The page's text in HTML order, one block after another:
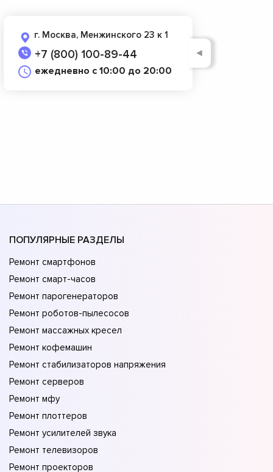
г. Москва, Менжинского 23 к 1
+7 (800) 100-89-44
ежедневно с 10:00 до 20:00
◄
ПОПУЛЯРНЫЕ РАЗДЕЛЫ
Ремонт смартфонов
Ремонт смарт-часов
Ремонт парогенераторов
Ремонт роботов-пылесосов
Ремонт массажных кресел
Ремонт кофемашин
Ремонт стабилизаторов напряжения
Ремонт серверов
Ремонт мфу
Ремонт плоттеров
Ремонт усилителей звука
Ремонт телевизоров
Ремонт проекторов